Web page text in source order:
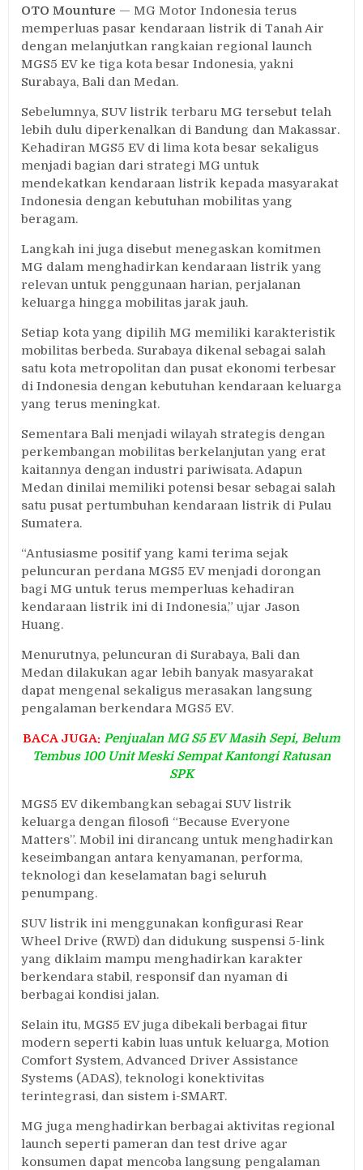
Rp
343
Jutaan
OTO Mounture — MG Motor Indonesia terus
memperluas pasar kendaraan listrik di Tanah Air
dengan melanjutkan rangkaian regional launch
MGS5 EV ke tiga kota besar Indonesia, yakni
Surabaya, Bali dan Medan.
Sebelumnya, SUV listrik terbaru MG tersebut telah
lebih dulu diperkenalkan di Bandung dan Makassar.
Kehadiran MGS5 EV di lima kota besar sekaligus
menjadi bagian dari strategi MG untuk
mendekatkan kendaraan listrik kepada masyarakat
Indonesia dengan kebutuhan mobilitas yang
beragam.
Langkah ini juga disebut menegaskan komitmen
MG dalam menghadirkan kendaraan listrik yang
relevan untuk penggunaan harian, perjalanan
keluarga hingga mobilitas jarak jauh.
Setiap kota yang dipilih MG memiliki karakteristik
mobilitas berbeda. Surabaya dikenal sebagai salah
satu kota metropolitan dan pusat ekonomi terbesar
di Indonesia dengan kebutuhan kendaraan keluarga
yang terus meningkat.
Sementara Bali menjadi wilayah strategis dengan
perkembangan mobilitas berkelanjutan yang erat
kaitannya dengan industri pariwisata. Adapun
Medan dinilai memiliki potensi besar sebagai salah
satu pusat pertumbuhan kendaraan listrik di Pulau
Sumatera.
“Antusiasme positif yang kami terima sejak
peluncuran perdana MGS5 EV menjadi dorongan
bagi MG untuk terus memperluas kehadiran
kendaraan listrik ini di Indonesia,” ujar Jason
Huang.
Menurutnya, peluncuran di Surabaya, Bali dan
Medan dilakukan agar lebih banyak masyarakat
dapat mengenal sekaligus merasakan langsung
pengalaman berkendara MGS5 EV.
BACA JUGA: Penjualan MG S5 EV Masih Sepi, Belum
Tembus 100 Unit Meski Sempat Kantongi Ratusan
SPK
MGS5 EV dikembangkan sebagai SUV listrik
keluarga dengan filosofi “Because Everyone
Matters”. Mobil ini dirancang untuk menghadirkan
keseimbangan antara kenyamanan, performa,
teknologi dan keselamatan bagi seluruh
penumpang.
SUV listrik ini menggunakan konfigurasi Rear
Wheel Drive (RWD) dan didukung suspensi 5-link
yang diklaim mampu menghadirkan karakter
berkendara stabil, responsif dan nyaman di
berbagai kondisi jalan.
Selain itu, MGS5 EV juga dibekali berbagai fitur
modern seperti kabin luas untuk keluarga, Motion
Comfort System, Advanced Driver Assistance
Systems (ADAS), teknologi konektivitas
terintegrasi, dan sistem i-SMART.
MG juga menghadirkan berbagai aktivitas regional
launch seperti pameran dan test drive agar
konsumen dapat mencoba langsung pengalaman